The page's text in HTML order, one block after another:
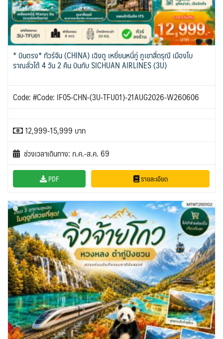
* บินตรง* ทัวร์จีน (CHINA) เฉิงตู เหยี่ยนหนี่กู่ ภูเขาสี่ดรุณี เมืองโบ
ราณลั่วไต้ 4 วัน 2 คืน บินกับ SICHUAN AIRLINES (3U)
Code: #Code: IF05-CHN-(3U-TFU01)-21AUG2026-W260606
12,999-15,999 บาท
ช่วงเวลาเดินทาง: ก.ค.-ส.ค. 69
PDF รายละเอียด